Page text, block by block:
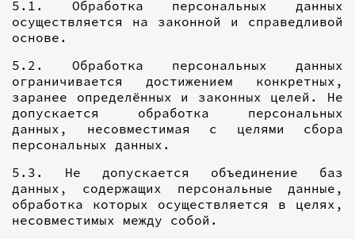
5.1. Обработка персональных данных
осуществляется на законной и справедливой
основе.
5.2. Обработка персональных данных
ограничивается достижением конкретных,
заранее определённых и законных целей. Не
допускается обработка персональных
данных, несовместимая с целями сбора
персональных данных.
5.3. Не допускается объединение баз
данных, содержащих персональные данные,
обработка которых осуществляется в целях,
несовместимых между собой.